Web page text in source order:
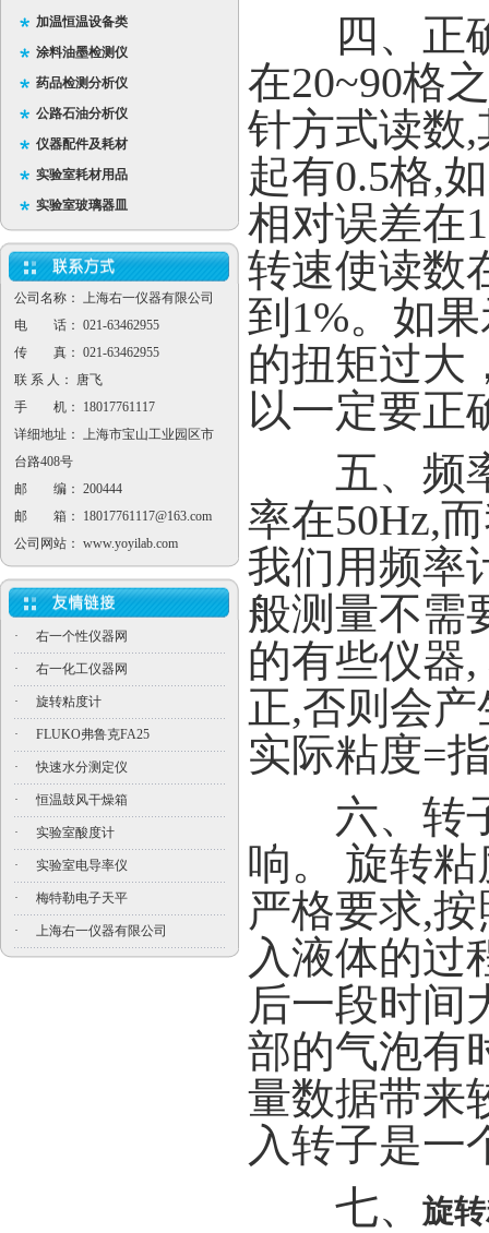
加温恒温设备类
涂料油墨检测仪
药品检测分析仪
公路石油分析仪
仪器配件及耗材
实验室耗材用品
实验室玻璃器皿
公司名称： 上海右一仪器有限公司
电 话： 021-63462955
传 真： 021-63462955
联 系 人： 唐飞
手 机： 18017761117
详细地址： 上海市宝山工业园区市
台路408号
邮 编： 200444
邮 箱：
18017761117@163.com
公司网站： www.yoyilab.com
· 右一个性仪器网
· 右一化工仪器网
· 旋转粘度计
· FLUKO弗鲁克FA25
· 快速水分测定仪
· 恒温鼓风干燥箱
· 实验室酸度计
· 实验室电导率仪
· 梅特勒电子天平
· 上海右一仪器有限公司
四、正确
在20~90格
针方式读数
起有0.5格,
相对误差在
转速使读数
到1%。如
的扭矩过大
以一定要正
五、频率
率在50Hz,
我们用频率
般测量不需
的有些仪器
正,否则会
实际粘度=
六、转子
响。 旋转
严格要求,
入液体的过
后一段时间
部的气泡有
量数据带来
入转子是一
七、
旋